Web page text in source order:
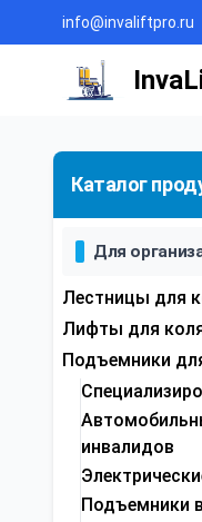
info@invaliftpro.ru
Каталог
Для
Лестницы для
Лифты для
Подъемники
инвалидов
Подъемники